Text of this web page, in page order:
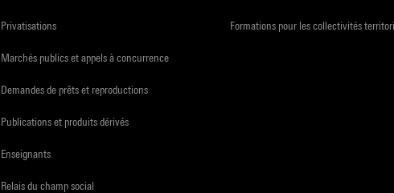
Privatisations
Marchés publics et appels à concurrence
Demandes de prêts et reproductions
Publications et produits dérivés
Enseignants
Relais du champ social
Formations pour les collectivités